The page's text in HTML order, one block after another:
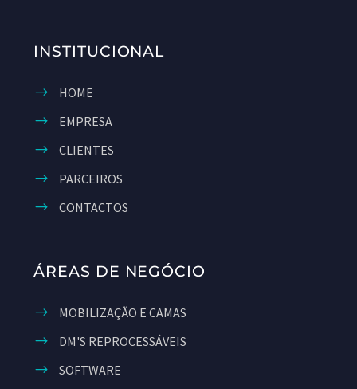
INSTITUCIONAL
HOME
EMPRESA
CLIENTES
PARCEIROS
CONTACTOS
ÁREAS DE NEGÓCIO
MOBILIZAÇÃO E CAMAS
DM'S REPROCESSÁVEIS
SOFTWARE